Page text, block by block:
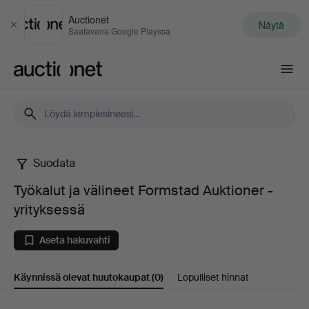
Sulje
Auctionet
Saatavana Google Playssa Näytä
Työkalut
ja
välineet
Formstad
Suodata
Työkalut ja välineet Formstad Auktioner -
yrityksessä
Aseta hakuvahti
Käynnissä olevat huutokaupat(0) Lopulliset hinnat